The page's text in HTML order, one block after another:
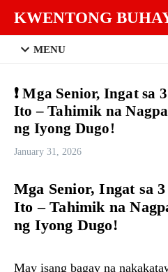
KWENTONG
MENU
❗ Mga Senior, Ingat sa
Ito – Tahimik na
ng Iyong Dugo!
January 31, 2026
Mga Senior, Ingat sa
Ito – Tahimik na
ng Iyong Dugo!
May isang bagay na